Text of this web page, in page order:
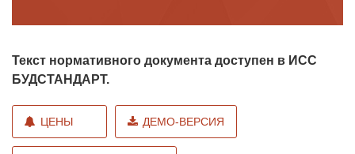
Текст нормативного документа доступен в ИСС
БУДСТАНДАРТ.
ЦЕНЫ ДЕМО-ВЕРСИЯ